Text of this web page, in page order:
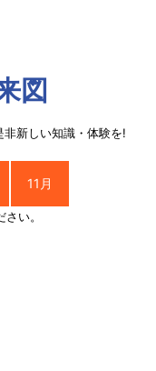
図
新しい知識・体験を!
11月
い。